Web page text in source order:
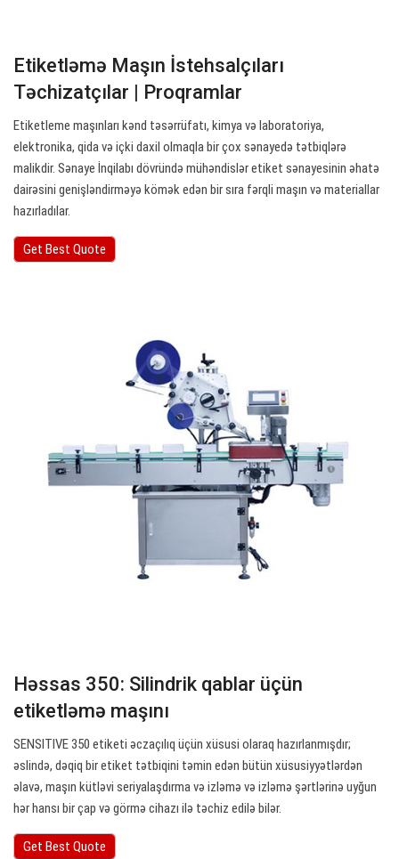
Etiketləmə Maşın İstehsalçıları
Təchizatçılar | Proqramlar
Etiketleme maşınları kənd təsərrüfatı, kimya və laboratoriya,
elektronika, qida və içki daxil olmaqla bir çox sənayedə tətbiqlərə
malikdir. Sənaye İnqilabı dövründə mühəndislər etiket sənayesinin əhatə
dairəsini genişləndirməyə kömək edən bir sıra fərqli maşın və materiallar
hazırladılar.
Get Best Quote
Həssas 350: Silindrik qablar üçün
etiketləmə maşını
SENSITIVE 350 etiketi əczaçılıq üçün xüsusi olaraq hazırlanmışdır;
əslində, dəqiq bir etiket tətbiqini təmin edən bütün xüsusiyyətlərdən
əlavə, maşın kütləvi seriyalaşdırma və izləmə və izləmə şərtlərinə uyğun
hər hansı bir çap və görmə cihazı ilə təchiz edilə bilər.
Get Best Quote